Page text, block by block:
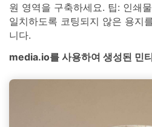
원 영역을 구축하세요. 팁: 인쇄
일치하도록 코팅되지 않은 용지
니다.
media.io를 사용하여 생성된 민